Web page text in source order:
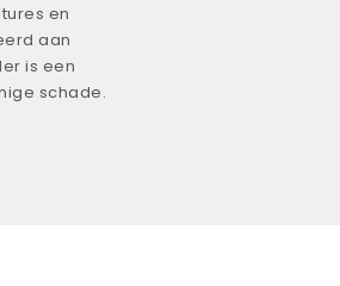
en
aan
is een
schade.